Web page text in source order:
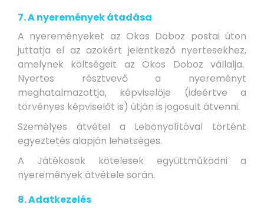
7. A nyeremények átadása
A nyereményeket az Okos Doboz postai úton
juttatja el az azokért jelentkező nyertesekhez,
amelynek költségeit az Okos Doboz vállalja.
Nyertes résztvevő a nyereményt
meghatalmazottja, képviselője (ideértve a
törvényes képviselőt is) útján is jogosult átvenni.
Személyes átvétel a Lebonyolítóval történt
egyeztetés alapján lehetséges.
A Játékosok kötelesek együttműködni a
nyeremények átvétele során.
8. Adatkezelés